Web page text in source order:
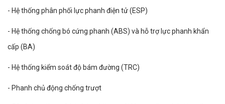
- Hệ thống phân phối lực phanh điện tử (ESP)
- Hệ thống chống bó cứng phanh (ABS) và hỗ trợ lực phanh khẩn
cấp (BA)
- Hệ thống kiểm soát độ bám đường (TRC)
- Phanh chủ động chống trượt